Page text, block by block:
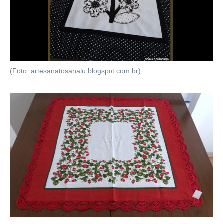
(Foto: artesanatosanalu.blogspot.com.br)